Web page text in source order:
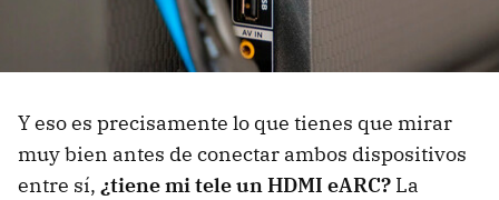
Y eso es precisamente lo que tienes que mirar
muy bien antes de conectar ambos dispositivos
entre sí, ¿tiene mi tele un HDMI eARC? La